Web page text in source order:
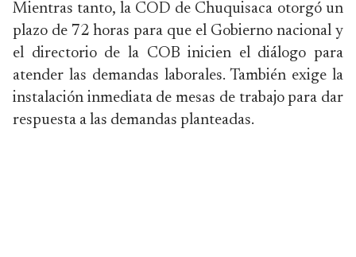
Mientras tanto, la COD de Chuquisaca otorgó un
plazo de 72 horas para que el Gobierno nacional y
el directorio de la COB inicien el diálogo para
atender las demandas laborales. También exige la
instalación inmediata de mesas de trabajo para dar
respuesta a las demandas planteadas.